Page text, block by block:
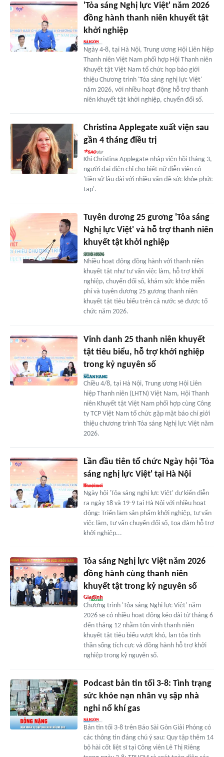
'Tỏa sáng Nghị lực Việt' năm 2026
đồng hành thanh niên khuyết tật
khởi nghiệp
Ngày 4-8, tại Hà Nội, Trung ương Hội Liên hiệp
Thanh niên Việt Nam phối hợp Hội Thanh niên
Khuyết tật Việt Nam tổ chức họp báo giới
thiệu Chương trình 'Tỏa sáng nghị lực Việt'
năm 2026, với nhiều hoạt động hỗ trợ thanh
niên khuyết tật khởi nghiệp, chuyển đổi số.
Christina Applegate xuất viện sau
gần 4 tháng điều trị
Khi Christina Applegate nhập viện hồi tháng 3,
người đại diện chỉ cho biết nữ diễn viên có
'tiền sử lâu dài với nhiều vấn đề sức khỏe phức
tạp'.
Tuyên dương 25 gương 'Tỏa sáng
Nghị lực Việt' và hỗ trợ thanh niên
khuyết tật khởi nghiệp
Nhiều hoạt động đồng hành với thanh niên
khuyết tật như tư vấn việc làm, hỗ trợ khởi
nghiệp, chuyển đổi số, khám sức khỏe miễn
phí và tuyên dương 25 gương thanh niên
khuyết tật tiêu biểu trên cả nước sẽ được tổ
chức năm 2026.
Vinh danh 25 thanh niên khuyết
tật tiêu biểu, hỗ trợ khởi nghiệp
trong kỷ nguyên số
Chiều 4/8, tại Hà Nội, Trung ương Hội Liên
hiệp Thanh niên (LHTN) Việt Nam, Hội Thanh
niên Khuyết tật Việt Nam phối hợp cùng Công
ty TCP Việt Nam tổ chức gặp mặt báo chí giới
thiệu chương trình Tỏa sáng Nghị lực Việt năm
2026.
Lần đầu tiên tổ chức Ngày hội 'Tỏa
sáng nghị lực Việt' tại Hà Nội
Ngày hội 'Tỏa sáng nghị lực Việt' dự kiến diễn
ra ngày 18 và 19-9 tại Hà Nội với nhiều hoạt
động: Triển lãm sản phẩm khởi nghiệp, tư vấn
việc làm, tư vấn chuyển đổi số, tọa đàm hỗ trợ
khởi nghiệp...
Tỏa sáng Nghị lực Việt năm 2026
đồng hành cùng thanh niên
khuyết tật trong kỷ nguyên số
Chương trình 'Tỏa sáng Nghị lực Việt' năm
2026 sẽ có nhiều hoạt động kéo dài từ tháng 6
đến tháng 12 nhằm tôn vinh thanh niên
khuyết tật tiêu biểu vượt khó, lan tỏa tinh
thần sống tích cực và đồng hành hỗ trợ khởi
nghiệp trong kỷ nguyên số.
Podcast bản tin tối 3-8: Tình trạng
sức khỏe nạn nhân vụ sập nhà
nghi nổ khí gas
Bản tin tối 3-8 trên Báo Sài Gòn Giải Phóng có
các thông tin đáng chú ý sau: Quy tập thêm 14
bộ hài cốt liệt sĩ tại Công viên Lê Thị Riêng